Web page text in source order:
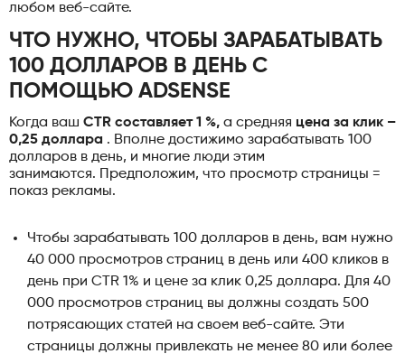
любом веб-сайте.
ЧТО НУЖНО, ЧТОБЫ ЗАРАБАТЫВАТЬ
100 ДОЛЛАРОВ В ДЕНЬ С
ПОМОЩЬЮ ADSENSE
Когда ваш CTR составляет 1 %, а средняя цена за клик –
0,25 доллара . Вполне достижимо зарабатывать 100
долларов в день, и многие люди этим
занимаются. Предположим, что просмотр страницы =
показ рекламы.
Чтобы зарабатывать 100 долларов в день, вам нужно
40 000 просмотров страниц в день или 400 кликов в
день при CTR 1% и цене за клик 0,25 доллара. Для 40
000 просмотров страниц вы должны создать 500
потрясающих статей на своем веб-сайте. Эти
страницы должны привлекать не менее 80 или более